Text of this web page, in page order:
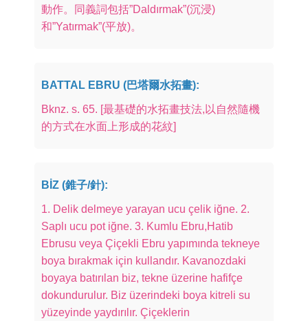
動作。同義詞包括”Daldırmak”(沉浸)
和”Yatırmak”(平放)。
BATTAL EBRU (巴塔爾水拓畫):
Bknz. s. 65. [最基礎的水拓畫技法,以自然隨機
的方式在水面上形成的花紋]
BİZ (錐子/針):
1. Delik delmeye yarayan ucu çelik iğne. 2.
Saplı ucu pot iğne. 3. Kumlu Ebru,Hatib
Ebrusu veya Çiçekli Ebru yapımında tekneye
boya bırakmak için kullandır. Kavanozdaki
boyaya batırılan biz, tekne üzerine hafifçe
dokundurulur. Biz üzerindeki boya kitreli su
yüzeyinde yaydırılır. Çiçeklerin